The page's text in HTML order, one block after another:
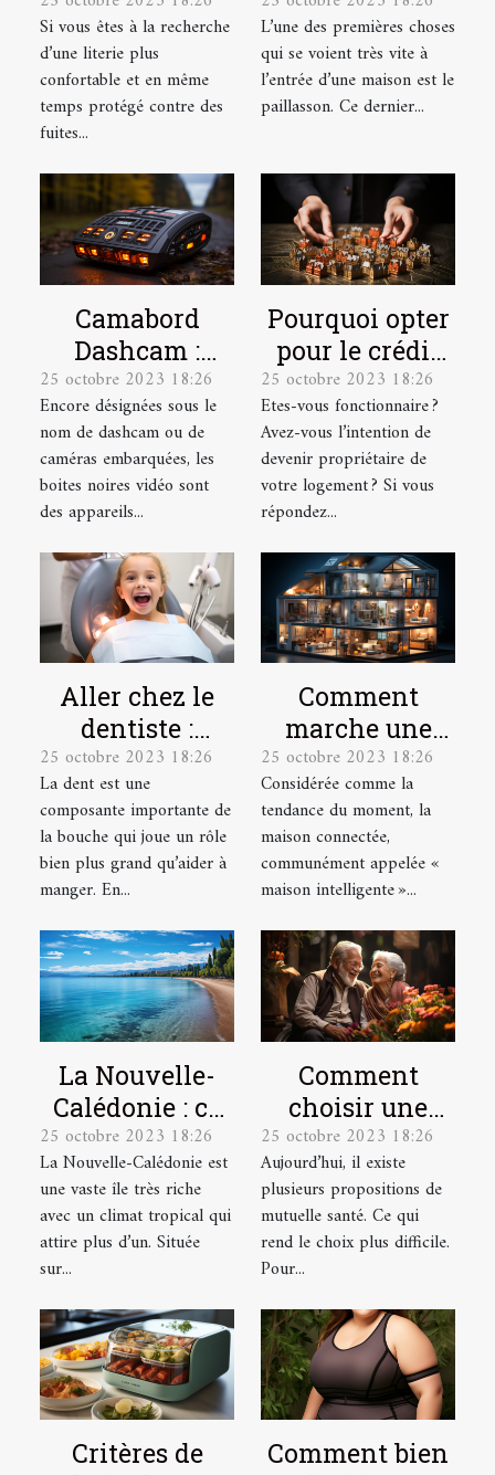
confortables et
plus douces !
Si vous êtes à la recherche
d’une literie plus
confortable et en même
temps protégé contre des
fuites...
paillasson ?
L’une des premières choses
qui se voient très vite à
l’entrée d’une maison est le
paillasson. Ce dernier...
Camabord
Dashcam :
Qu’est-ce
qu’une boite
noire vidéo ?
25 octobre 2023 18:26
Encore désignées sous le
nom de dashcam ou de
caméras embarquées, les
boites noires vidéo sont
des appareils...
Pourquoi opter
pour le crédit
immobilier en
tant que
fonctionnaire ?
25 octobre 2023 18:26
Etes-vous fonctionnaire ?
Avez-vous l’intention de
devenir propriétaire de
votre logement ? Si vous
répondez...
Aller chez le
dentiste :
parlons-en !
25 octobre 2023 18:26
La dent est une
composante importante de
la bouche qui joue un rôle
bien plus grand qu’aider à
manger. En...
Comment
marche une
maison
connectée ?
25 octobre 2023 18:26
Considérée comme la
tendance du moment, la
maison connectée,
communément appelée «
maison intelligente »...
La Nouvelle-
Calédonie : ce
qu’il faut
comprendre !
25 octobre 2023 18:26
La Nouvelle-Calédonie est
une vaste île très riche
avec un climat tropical qui
attire plus d’un. Située
sur...
Comment
choisir une
mutuelle santé
pour une
personne
âgée ?
25 octobre 2023 18:26
Aujourd’hui, il existe
plusieurs propositions de
mutuelle santé. Ce qui
rend le choix plus difficile.
Pour...
Critères de
Comment bien